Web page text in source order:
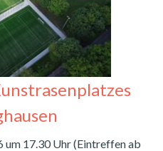
um 17.30 Uhr (Eintreffen ab